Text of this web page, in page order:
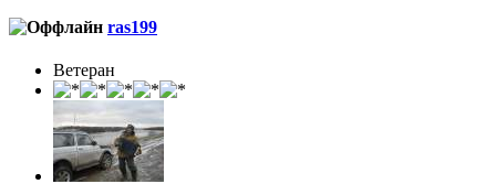
ras199
Ветеран